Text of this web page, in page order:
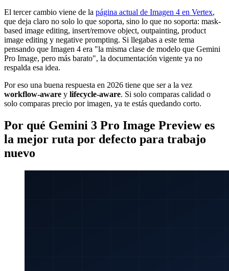
El tercer cambio viene de la página actual de Imagen 4 en Vertex,
que deja claro no solo lo que soporta, sino lo que no soporta: mask-
based image editing, insert/remove object, outpainting, product
image editing y negative prompting. Si llegabas a este tema
pensando que Imagen 4 era "la misma clase de modelo que Gemini
Pro Image, pero más barato", la documentación vigente ya no
respalda esa idea.
Por eso una buena respuesta en 2026 tiene que ser a la vez
workflow-aware y lifecycle-aware. Si solo comparas calidad o
solo comparas precio por imagen, ya te estás quedando corto.
Por qué Gemini 3 Pro Image Preview es
la mejor ruta por defecto para trabajo
nuevo